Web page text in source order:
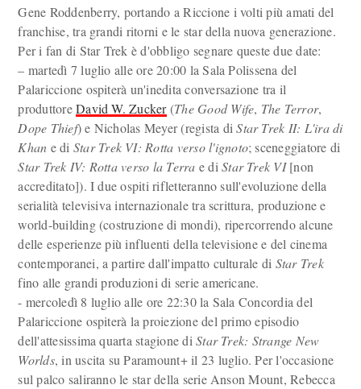
Gene Roddenberry, portando a Riccione i volti più amati del
franchise, tra grandi ritorni e le star della nuova generazione.
Per i fan di Star Trek è d'obbligo segnare queste due date:
– martedì 7 luglio alle ore 20:00 la Sala Polissena del
Palariccione ospiterà un'inedita conversazione tra il
produttoreDavid W. Zucker(The Good Wife, The Terror,
Dope Thief) e Nicholas Meyer (regista diStar Trek II: L'ira di
Khan e di Star Trek VI: Rotta verso l'ignoto; sceneggiatore di
Star Trek IV: Rotta verso la Terra e diStar Trek VI[non
accreditato]). I due ospiti rifletteranno sull'evoluzione della
serialità televisiva internazionale tra scrittura, produzione e
world-building (costruzione di mondi), ripercorrendo alcune
delle esperienze più influenti della televisione e del cinema
contemporanei, a partire dall'impatto culturale di Star Trek
fino alle grandi produzioni di serie americane.
- mercoledì 8 luglio alle ore 22:30 la Sala Concordia del
Palariccione ospiterà la proiezione del primo episodio
dell'attesissima quarta stagione diStar Trek: Strange New
Worlds, in uscita su Paramount+ il 23 luglio. Per l'occasione
sul palco saliranno le star della serie Anson Mount, Rebecca